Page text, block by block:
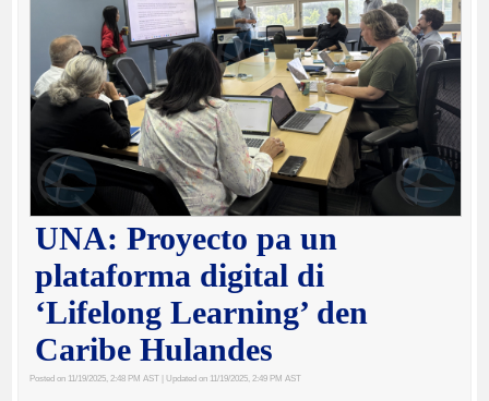
UNA: Proyecto pa un
plataforma digital di
‘Lifelong Learning’ den
Caribe Hulandes
Posted on 11/19/2025, 2:48 PM AST | Updated on 11/19/2025, 2:49 PM AST